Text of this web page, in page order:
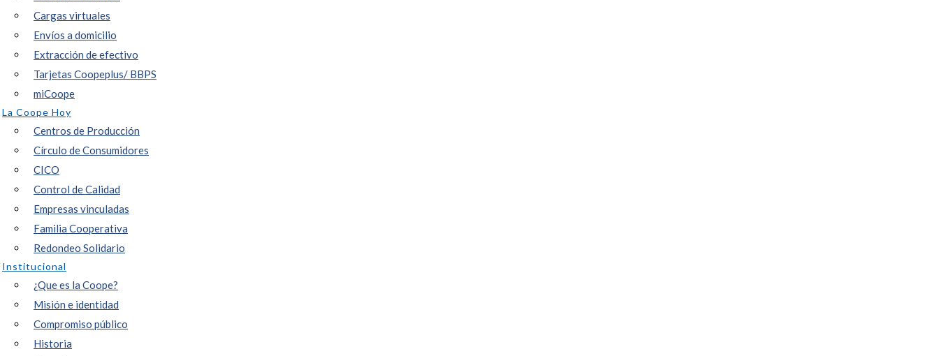
Cargas virtuales
Envíos a domicilio
Extracción de efectivo
Tarjetas Coopeplus/ BBPS
miCoope
La Coope Hoy
Centros de Producción
Círculo de Consumidores
CICO
Control de Calidad
Empresas vinculadas
Familia Cooperativa
Redondeo Solidario
Institucional
¿Que es la Coope?
Misión e identidad
Compromiso público
Historia